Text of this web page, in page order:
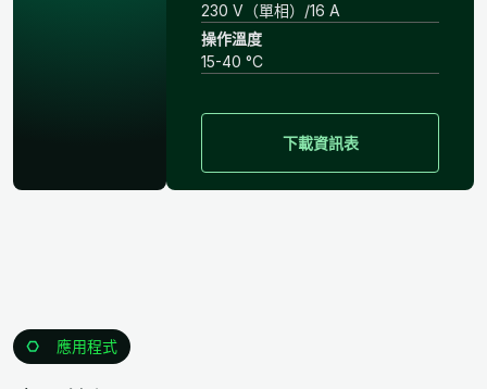
230 V（單相）/16 A
操作溫度
15-40 °C
下載資訊表
應用程式